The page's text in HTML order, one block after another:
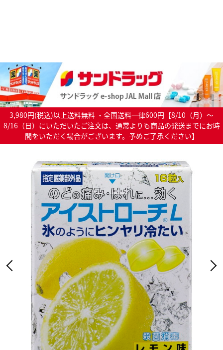
3,980円(税込)以上送料無料 ・全国送料一律600円【8/10（月）～
8/16（日）にいただいたご注文は、通常よりも商品の発送までにお時
間をいただく場合がございます。予めご了承ください】